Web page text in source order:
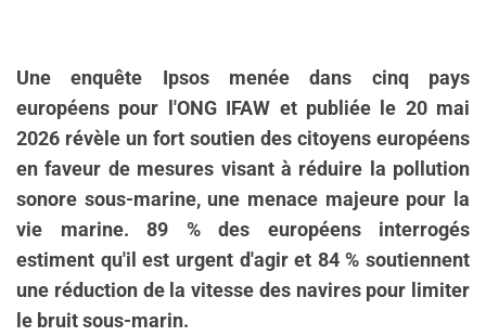
Une enquête Ipsos menée dans cinq pays
européens pour l'ONG IFAW et publiée le 20 mai
2026 révèle un fort soutien des citoyens européens
en faveur de mesures visant à réduire la pollution
sonore sous-marine, une menace majeure pour la
vie marine. 89 % des européens interrogés
estiment qu'il est urgent d'agir et 84 % soutiennent
une réduction de la vitesse des navires pour limiter
le bruit sous-marin.